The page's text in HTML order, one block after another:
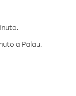
a Palau.